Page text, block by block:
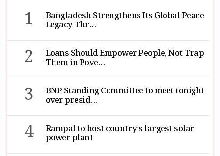
1 Bangladesh Strengthens Its Global Peace
Legacy Thr...
2 Loans Should Empower People, Not Trap
Them in Pove...
3 BNP Standing Committee to meet tonight
over presid...
4 Rampal to host country’s largest solar
power plant